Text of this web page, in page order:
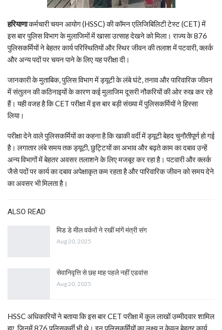
हरियाणाकर्मचारी चयन आयोग (HSSC) की कॉमन एलिजिबिलिटी टेस्ट (CET) में
इस बार पुलिस विभाग के मुलाजिमों में खासा उत्साह देखने को मिला। राज्य के 876
पुलिसकर्मियों ने बेहतर कार्य परिस्थितियों और स्थिर जीवन की तलाश में पटवारी, क्लर्क
और अन्य पदों पर चयन पाने के लिए यह परीक्षा दी।
जानकारी के मुताबिक, पुलिस विभाग में ड्यूटी के लंबे घंटे, तनाव और पारिवारिक जीवन
में संतुलन की कठिनाइयों के कारण कई मुलाजिम दूसरी नौकरियों की ओर रुख कर रहे
हैं। यही वजह है कि CET परीक्षा में इस बार बड़ी संख्या में पुलिसकर्मियों ने हिस्सा
लिया।
परीक्षा देने वाले पुलिसकर्मियों का कहना है कि खाकी वर्दी में ड्यूटी बेहद चुनौतीपूर्ण हो गई
है। लगातार लंबे समय तक ड्यूटी, छुट्टियों का अभाव और बढ़ते काम का दबाव उन्हें
अन्य विभागों में बेहतर अवसर तलाशने के लिए मजबूर कर रहा है। पटवारी और क्लर्क
जैसे पदों पर कार्य का दबाव अपेक्षाकृत कम रहता है और पारिवारिक जीवन को समय देने
का अवसर भी मिलता है।
ALSO READ
मिड डे मील वर्करों ने रखीं मांगें मंत्री संग
Aug 20, 2025
सेवानिवृत्ति से छह माह पहले नहीं एडवांस
Aug 20, 2025
HSSC अधिकारियों ने बताया कि इस बार CET परीक्षा में कुल लाखों उम्मीदवार शामिल
हुए, जिनमें 876 पुलिसकर्मी भी थे। इन पुलिसकर्मियों का लक्ष्य न केवल बेहतर कार्य